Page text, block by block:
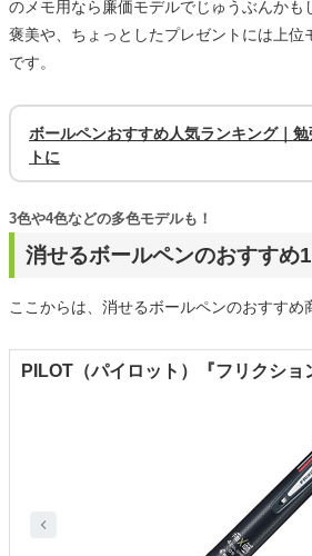
のメモ用なら廉価モデルでじゅうぶんかも
褒美や、ちょっとしたプレゼントには上位
です。
ボールペンおすすめ人気ランキング｜
トに
消せるボールペンのおすすめ
3色や4色などの多色モデルも！
ここからは、消せるボールペンのおすすめ
PILOT（パイロット）『フリクショ